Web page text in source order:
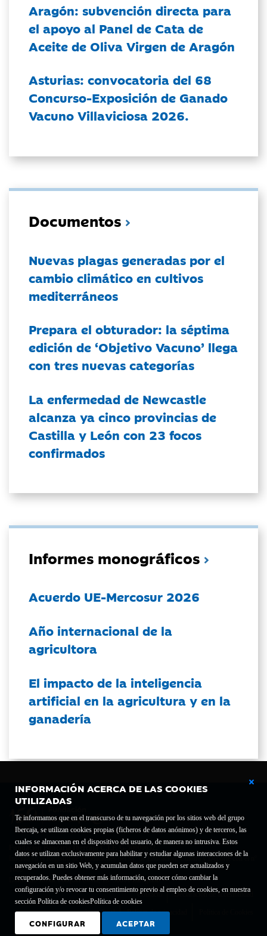
INFORMACIÓN ACERCA DE LAS COOKIES
UTILIZADAS
Te informamos que en el transcurso de tu navegación por los sitios web del grupo
Ibercaja, se utilizan cookies propias (ficheros de datos anónimos) y de terceros, las
cuales se almacenan en el dispositivo del usuario, de manera no intrusiva. Estos
datos se utilizan exclusivamente para habilitar y estudiar algunas interacciones de la
navegación en un sitio Web, y acumulan datos que pueden ser actualizados y
recuperados. Puedes obtener más información, conocer cómo cambiar la
configuración y/o revocar tu consentimiento previo al empleo de cookies, en nuestra
sección Política de cookiesPolítica de cookies
CONFIGURAR ACEPTAR
Aragón: subvención directa para
el apoyo al Panel de Cata de
Aceite de Oliva Virgen de Aragón
Asturias: convocatoria del 68
Concurso-Exposición de Ganado
Vacuno Villaviciosa 2026.
Documentos
Nuevas plagas generadas por el
cambio climático en cultivos
mediterráneos
Prepara el obturador: la séptima
edición de ‘Objetivo Vacuno’ llega
con tres nuevas categorías
La enfermedad de Newcastle
alcanza ya cinco provincias de
Castilla y León con 23 focos
confirmados
Informes monográficos
Acuerdo UE-Mercosur 2026
Año internacional de la
agricultora
El impacto de la inteligencia
artificial en la agricultura y en la
ganadería
Fundación Bancaria Ibercaja C.I.F. G-50000652.
Inscrita en el Registro de Fundaciones del Mº de Educación, Cultura y Deporte con el nº
1689.
Domicilio social: Joaquín Costa, 13. 50001 Zaragoza.
Contacto
Declaración de accesibilidad
Aviso legal Política de privacidad